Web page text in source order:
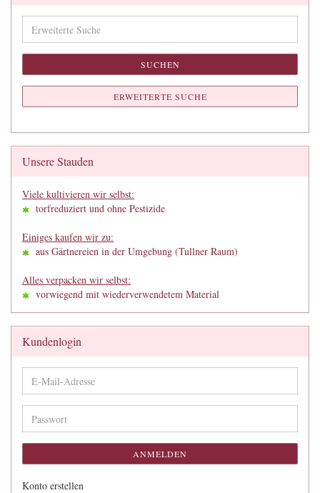
Suche
SUCHEN
ERWEITERTE SUCHE
Unsere Stauden
Viele kultivieren wir selbst:
torfreduziert und ohne Pestizide
Einiges kaufen wir zu:
aus Gärtnereien in der Umgebung (Tullner Raum)
Alles verpacken wir selbst:
vorwiegend mit wiederverwendetem Material
Kundenlogin
E-
Mail-
Adresse
Passwort
ANMELDEN
Konto erstellen